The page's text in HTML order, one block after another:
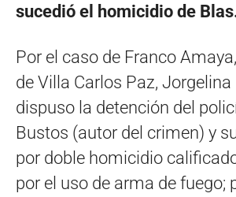
sucedió el homicidio de
Por el caso de Franco
de Villa Carlos Paz, Jorgelina
dispuso la detención del
Bustos (autor del crimen) y
por doble homicidio
por el uso de arma de fuego;